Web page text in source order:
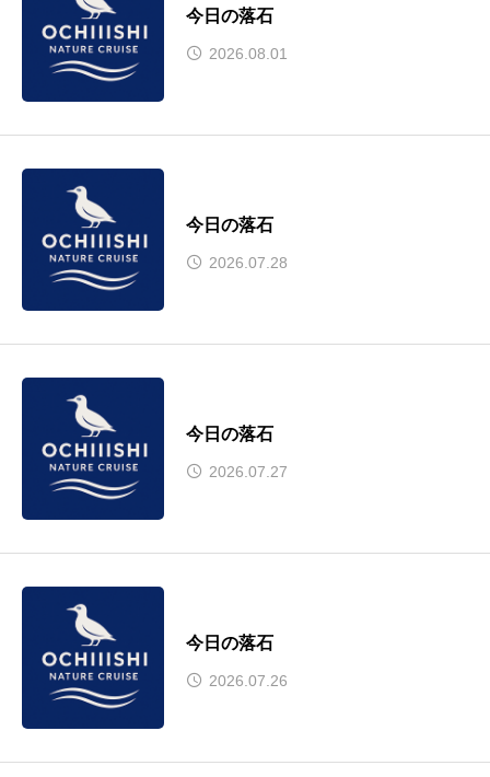
今日の落石
2026.08.01
今日の落石
2026.07.28
今日の落石
2026.07.27
今日の落石
2026.07.26